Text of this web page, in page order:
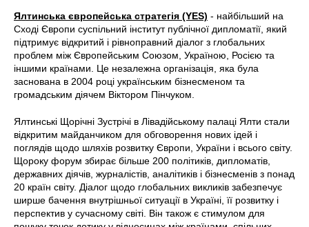
Ялтинська європейська стратегія (YES) - найбільший на
Сході Європи суспільний інститут публічної дипломатії, який
підтримує відкритий і рівноправний діалог з глобальних
проблем між Європейським Союзом, Україною, Росією та
іншими країнами. Це незалежна організація, яка була
заснована в 2004 році українським бізнесменом та
громадським діячем Віктором Пінчуком.
Ялтинські Щорічні Зустрічі в Лівадійському палаці Ялти стали
відкритим майданчиком для обговорення нових ідей і
поглядів щодо шляхів розвитку Європи, України і всього світу.
Щороку форум збирає більше 200 політиків, дипломатів,
державних діячів, журналістів, аналітиків і бізнесменів з понад
20 країн світу. Діалог щодо глобальних викликів забезпечує
ширше бачення внутрішньої ситуації в Україні, її розвитку і
перспектив у сучасному світі. Він також є стимулом для